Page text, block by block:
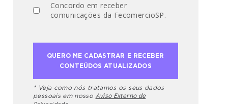
Concordo em receber
comunicações da FecomercioSP.
* Veja como nós tratamos os seus dados
pessoais em nosso Aviso Externo de